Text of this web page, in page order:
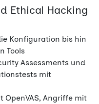
Ethical Hacking
Konfiguration bis hin
Tools
Assessments und
mit
OpenVAS, Angriffe mit